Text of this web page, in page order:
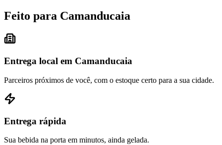
Feito para Camanducaia
Entrega local em Camanducaia
Parceiros próximos de você, com o estoque certo para a sua cidade.
Entrega rápida
Sua bebida na porta em minutos, ainda gelada.